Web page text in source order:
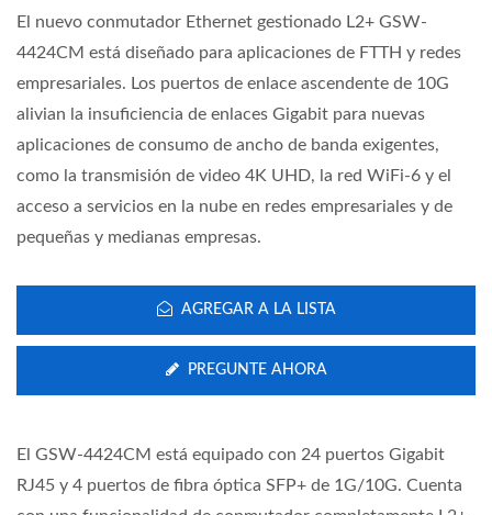
El nuevo conmutador Ethernet gestionado L2+ GSW-
4424CM está diseñado para aplicaciones de FTTH y redes
empresariales. Los puertos de enlace ascendente de 10G
alivian la insuficiencia de enlaces Gigabit para nuevas
aplicaciones de consumo de ancho de banda exigentes,
como la transmisión de video 4K UHD, la red WiFi-6 y el
acceso a servicios en la nube en redes empresariales y de
pequeñas y medianas empresas.
AGREGAR A LA LISTA
PREGUNTE AHORA
El GSW-4424CM está equipado con 24 puertos Gigabit
RJ45 y 4 puertos de fibra óptica SFP+ de 1G/10G. Cuenta